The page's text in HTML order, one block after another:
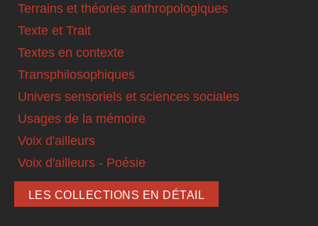
Terrains et théories anthropologiques
Texte et Trait
Textes en contexte
Transphilosophiques
Univers sensoriels et sciences sociales
Usages de la mémoire
Voix d'ailleurs
Voix d'ailleurs - Poésie
LES COLLECTIONS EN DÉTAIL